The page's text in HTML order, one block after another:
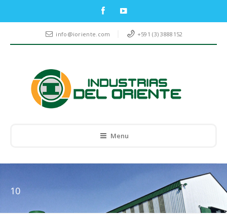
info@ioriente.com +591 (3) 3888152
Menu
10